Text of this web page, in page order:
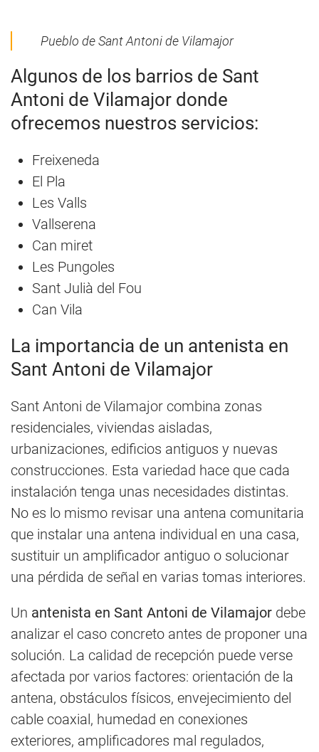
Pueblo de Sant Antoni de Vilamajor
Algunos de los barrios de Sant
Antoni de Vilamajor donde
ofrecemos nuestros servicios:
Freixeneda
El Pla
Les Valls
Vallserena
Can miret
Les Pungoles
Sant Julià del Fou
Can Vila
La importancia de un antenista en
Sant Antoni de Vilamajor
Sant Antoni de Vilamajor combina zonas
residenciales, viviendas aisladas,
urbanizaciones, edificios antiguos y nuevas
construcciones. Esta variedad hace que cada
instalación tenga unas necesidades distintas.
No es lo mismo revisar una antena comunitaria
que instalar una antena individual en una casa,
sustituir un amplificador antiguo o solucionar
una pérdida de señal en varias tomas interiores.
Un antenista en Sant Antoni de Vilamajor debe
analizar el caso concreto antes de proponer una
solución. La calidad de recepción puede verse
afectada por varios factores: orientación de la
antena, obstáculos físicos, envejecimiento del
cable coaxial, humedad en conexiones
exteriores, amplificadores mal regulados,